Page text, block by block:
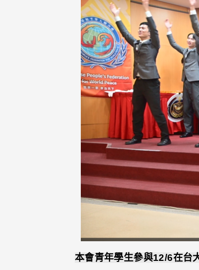
本會青年學生參與12/6在台